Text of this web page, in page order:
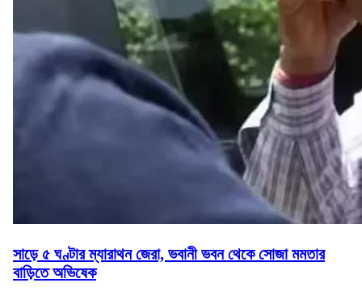
সাড়ে ৫ ঘণ্টার ম্যারাথন জেরা, ভবানী ভবন থেকে সোজা মমতার
বাড়িতে অভিষেক